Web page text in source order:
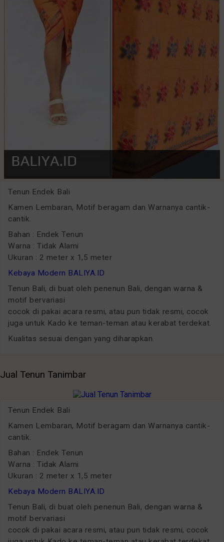
Tenun Endek Bali
Kamen Lembaran, Motif beragam dan Warnanya cantik-
cantik.
Bahan : Endek Tenun
Warna : Tidak Alami
Ukuran : 2 meter x 1,5 meter
Kebaya Modern BALIYA.ID
Tenun Bali, di buat oleh penenun Bali, dengan warna &
motif bervariasi
cocok di pakai acara resmi, atau pun tidak resmi, cocok
juga untuk Kado ke teman-teman atau kerabat terdekat.
Kualitas sesuai dengan yang diharapkan.
Jual Tenun Tanimbar
Tenun Endek Bali
Kamen Lembaran, Motif beragam dan Warnanya cantik-
cantik.
Bahan : Endek Tenun
Warna : Tidak Alami
Ukuran : 2 meter x 1,5 meter
Kebaya Modern BALIYA.ID
Tenun Bali, di buat oleh penenun Bali, dengan warna &
motif bervariasi
cocok di pakai acara resmi, atau pun tidak resmi, cocok